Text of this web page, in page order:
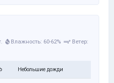
Влажность: 60-62%
Ветер:
Небольшие дожди